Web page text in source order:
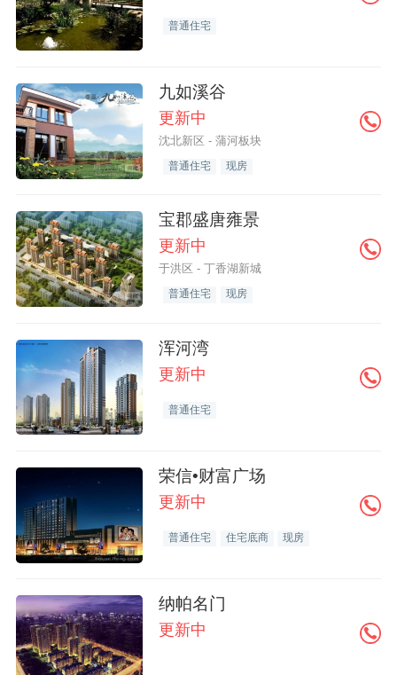
普通住宅
九如溪谷
更新中
沈北新区 - 蒲河板块
普通住宅 现房
宝郡盛唐雍景
更新中
于洪区 - 丁香湖新城
普通住宅 现房
浑河湾
更新中
普通住宅
荣信•财富广场
更新中
普通住宅 住宅底商 现房
纳帕名门
更新中